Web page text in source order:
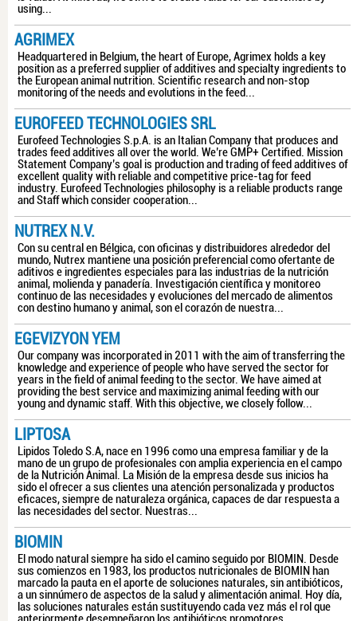
using...
AGRIMEX
Headquartered in Belgium, the heart of Europe, Agrimex holds a key
position as a preferred supplier of additives and specialty ingredients to
the European animal nutrition. Scientific research and non-stop
monitoring of the needs and evolutions in the feed...
EUROFEED TECHNOLOGIES SRL
Eurofeed Technologies S.p.A. is an Italian Company that produces and
trades feed additives all over the world. We’re GMP+ Certified. Mission
Statement Company’s goal is production and trading of feed additives of
excellent quality with reliable and competitive price-tag for feed
industry. Eurofeed Technologies philosophy is a reliable products range
and Staff which consider cooperation...
NUTREX N.V.
Con su central en Bélgica, con oficinas y distribuidores alrededor del
mundo, Nutrex mantiene una posición preferencial como ofertante de
aditivos e ingredientes especiales para las industrias de la nutrición
animal, molienda y panadería. Investigación científica y monitoreo
continuo de las necesidades y evoluciones del mercado de alimentos
con destino humano y animal, son el corazón de nuestra...
EGEVIZYON YEM
Our company was incorporated in 2011 with the aim of transferring the
knowledge and experience of people who have served the sector for
years in the field of animal feeding to the sector. We have aimed at
providing the best service and maximizing animal feeding with our
young and dynamic staff. With this objective, we closely follow...
LIPTOSA
Lipidos Toledo S.A, nace en 1996 como una empresa familiar y de la
mano de un grupo de profesionales con amplia experiencia en el campo
de la Nutrición Animal. La Misión de la empresa desde sus inicios ha
sido el ofrecer a sus clientes una atención personalizada y productos
eficaces, siempre de naturaleza orgánica, capaces de dar respuesta a
las necesidades del sector. Nuestras...
BIOMIN
El modo natural siempre ha sido el camino seguido por BIOMIN. Desde
sus comienzos en 1983, los productos nutricionales de BIOMIN han
marcado la pauta en el aporte de soluciones naturales, sin antibióticos,
a un sinnúmero de aspectos de la salud y alimentación animal. Hoy día,
las soluciones naturales están sustituyendo cada vez más el rol que